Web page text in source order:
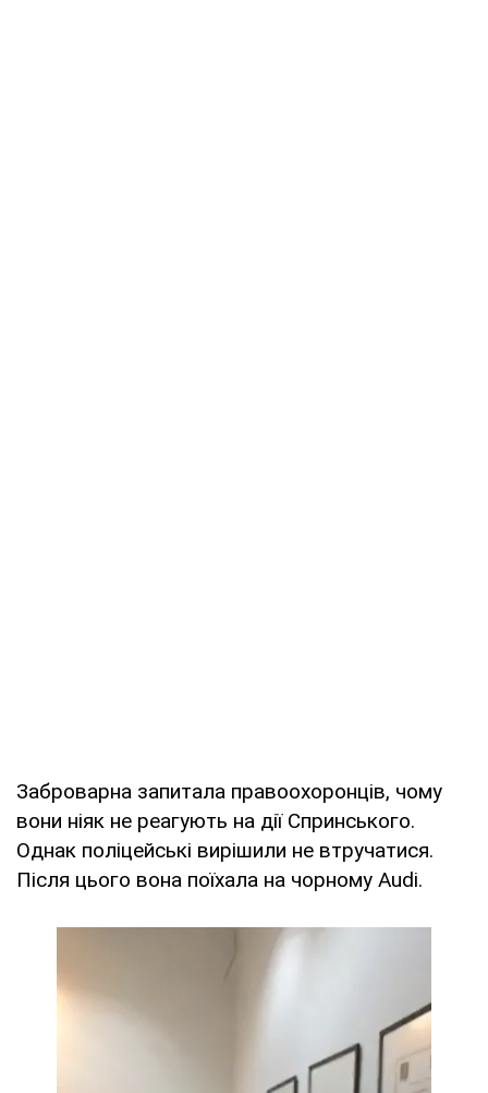
Заброварна запитала правоохоронців, чому
вони ніяк не реагують на дії Спринського.
Однак поліцейські вирішили не втручатися.
Після цього вона поїхала на чорному Audi.